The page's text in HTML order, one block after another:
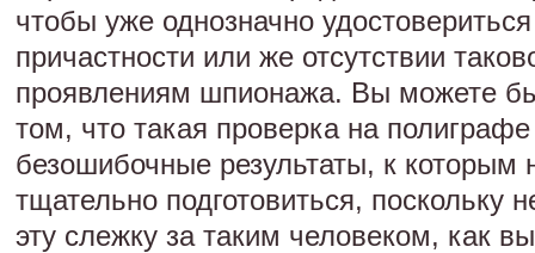
чтобы уже однозначно
причастности или же отсутствии
проявлениям шпионажа. Вы можете
том, что такая проверка на
безошибочные результаты, к которым
тщательно подготовиться, поскольку
эту слежку за таким человеком, как